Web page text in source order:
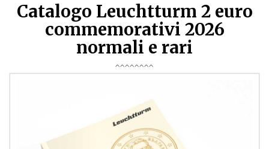
Catalogo Leuchtturm 2 euro
commemorativi 2026
normali e rari